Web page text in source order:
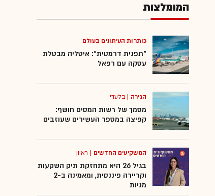
המומלצות
כותרות העיתונים בעולם
"תפנית דרמטית": איטליה מבטלת
עסקה עם רפאל
הגירה |בלעדי
מסמך של רשות המסים חושף:
קפיצה במספר העשירים שעוזבים
המשקיעים החדשים | ראיון
בגיל 26 היא מתחזקת תיק השקעות
וקריירה פיננסית, ומאמינה ב-2
מניות